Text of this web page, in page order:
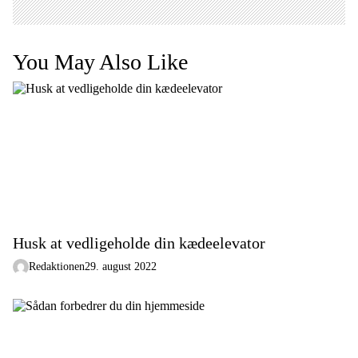
You May Also Like
Husk at vedligeholde din kædeelevator
Redaktionen29. august 2022